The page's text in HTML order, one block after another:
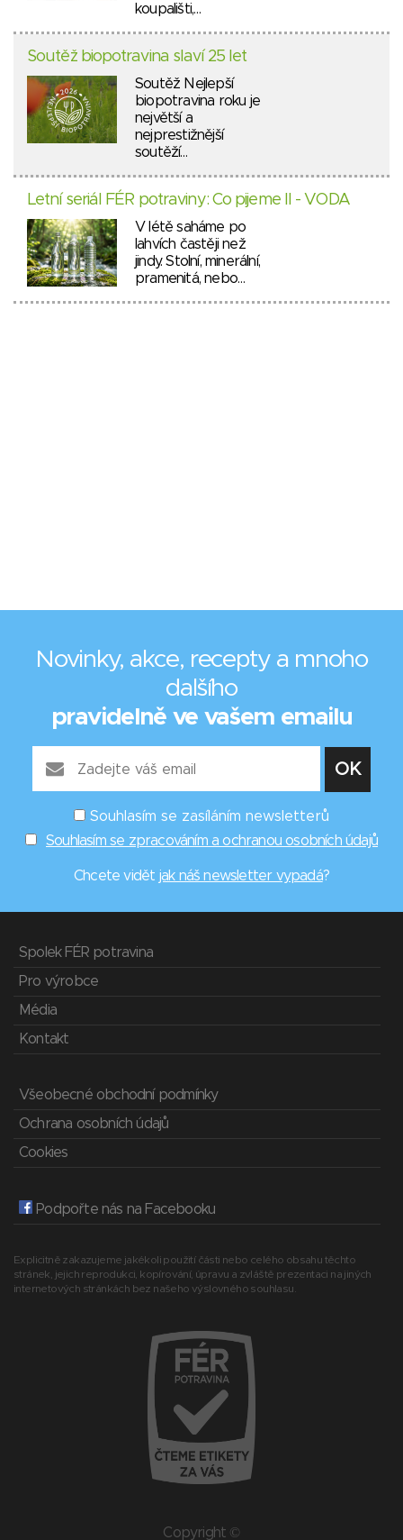
koupališti,…
Soutěž biopotravina slaví 25 let
Soutěž Nejlepší
biopotravina roku je
největší a
nejprestižnější
soutěží…
Letní seriál FÉR potraviny: Co pijeme II - VODA
V létě saháme po
lahvích častěji než
jindy. Stolní, minerální,
pramenitá, nebo…
Novinky, akce, recepty a mnoho
dalšího
pravidelně ve vašem emailu
Souhlasím se zasíláním newsletterů
Souhlasím se zpracováním a ochranou osobních údajů
Chcete vidět jak náš newsletter vypadá?
Spolek FÉR potravina
Pro výrobce
Média
Kontakt
Všeobecné obchodní podmínky
Ochrana osobních údajů
Cookies
Podpořte nás na Facebooku
Explicitně zakazujeme jakékoli použití části nebo celého obsahu těchto
stránek, jejich reprodukci, kopírování, úpravu a zvláště prezentaci na jiných
internetových stránkách bez našeho výslovného souhlasu.
Copyright ©